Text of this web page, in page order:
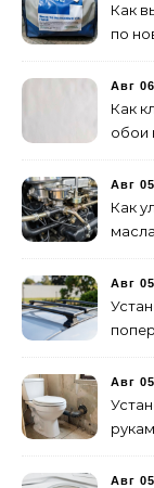
Как
по
Авг
Как
обои
Авг
Как
Авг
Авг
Авг